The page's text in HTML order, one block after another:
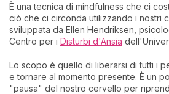
È una tecnica di mindfulness che ci
ciò che ci circonda utilizzando i nostri
sviluppata da Ellen Hendriksen,
Centro per i Disturbi d'Ansia
Lo scopo è quello di liberarsi di tutti i
e tornare al momento presente. È un
"pausa" del nostro cervello per